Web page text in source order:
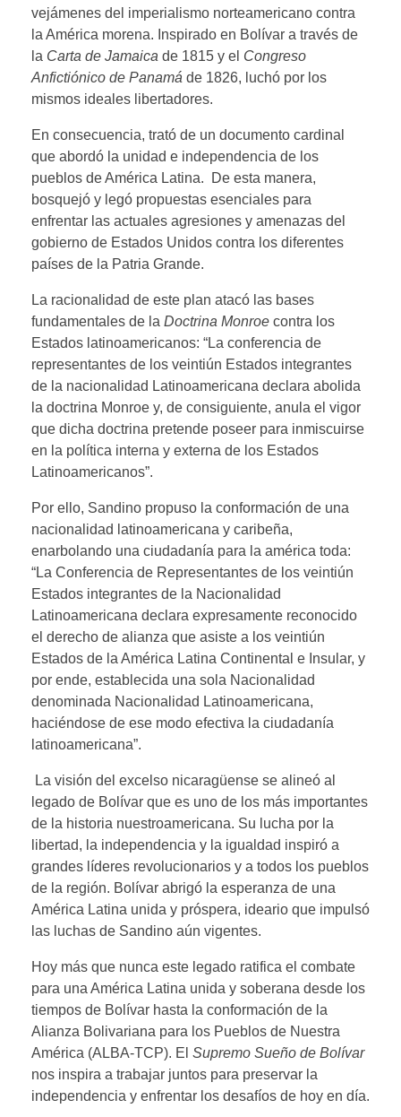
vejámenes del imperialismo norteamericano contra
la América morena. Inspirado en Bolívar a través de
la Carta de Jamaica de 1815 y el Congreso
Anfictiónico de Panamá de 1826, luchó por los
mismos ideales libertadores.
En consecuencia, trató de un documento cardinal
que abordó la unidad e independencia de los
pueblos de América Latina. De esta manera,
bosquejó y legó propuestas esenciales para
enfrentar las actuales agresiones y amenazas del
gobierno de Estados Unidos contra los diferentes
países de la Patria Grande.
La racionalidad de este plan atacó las bases
fundamentales de la Doctrina Monroe contra los
Estados latinoamericanos: “La conferencia de
representantes de los veintiún Estados integrantes
de la nacionalidad Latinoamericana declara abolida
la doctrina Monroe y, de consiguiente, anula el vigor
que dicha doctrina pretende poseer para inmiscuirse
en la política interna y externa de los Estados
Latinoamericanos”.
Por ello, Sandino propuso la conformación de una
nacionalidad latinoamericana y caribeña,
enarbolando una ciudadanía para la américa toda:
“La Conferencia de Representantes de los veintiún
Estados integrantes de la Nacionalidad
Latinoamericana declara expresamente reconocido
el derecho de alianza que asiste a los veintiún
Estados de la América Latina Continental e Insular, y
por ende, establecida una sola Nacionalidad
denominada Nacionalidad Latinoamericana,
haciéndose de ese modo efectiva la ciudadanía
latinoamericana”.
La visión del excelso nicaragüense se alineó al
legado de Bolívar que es uno de los más importantes
de la historia nuestroamericana. Su lucha por la
libertad, la independencia y la igualdad inspiró a
grandes líderes revolucionarios y a todos los pueblos
de la región. Bolívar abrigó la esperanza de una
América Latina unida y próspera, ideario que impulsó
las luchas de Sandino aún vigentes.
Hoy más que nunca este legado ratifica el combate
para una América Latina unida y soberana desde los
tiempos de Bolívar hasta la conformación de la
Alianza Bolivariana para los Pueblos de Nuestra
América (ALBA-TCP). El Supremo Sueño de Bolívar
nos inspira a trabajar juntos para preservar la
independencia y enfrentar los desafíos de hoy en día.